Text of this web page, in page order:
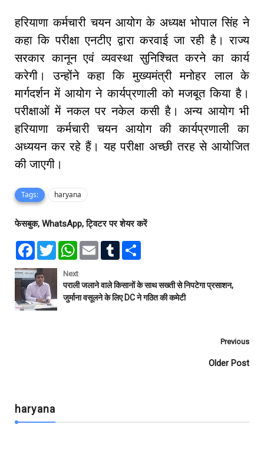
हरियाणा कर्मचारी चयन आयोग के अध्यक्ष भोपाल सिंह ने
कहा कि परीक्षा एनटीए द्वारा करवाई जा रही है। राज्य
सरकार कानून एवं व्यवस्था सुनिश्चित करने का कार्य
करेगी। उन्होंने कहा कि मुख्यमंत्री मनोहर लाल के
मार्गदर्शन में आयोग ने कार्यप्रणाली को मजबूत किया है।
परीक्षाओं में नकल पर नकेल कसी है। अन्य आयोग भी
हरियाणा कर्मचारी चयन आयोग की कार्यप्रणाली का
अध्ययन कर रहे हैं। यह परीक्षा अच्छी तरह से आयोजित
की जाएगी।
Tags: haryana
फेसबुक, WhatsApp, ट्विटर पर शेयर करें
F
e
b
o
o
k
T
w
r
W
t
s
A
p
E
l
T
l
r
e
Next
पराली जलाने वाले किसानों के साथ सख्ती से निपटेगा प्रसाशन,
जुर्माना वसूलने के लिए DC ने गठित की कमेटी
Previous
Older Post
haryana